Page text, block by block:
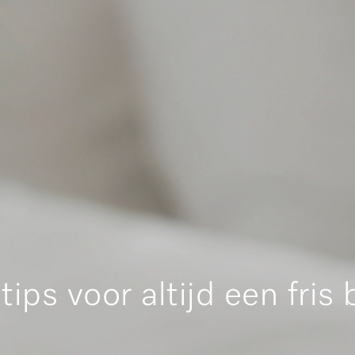
voor altijd een fris